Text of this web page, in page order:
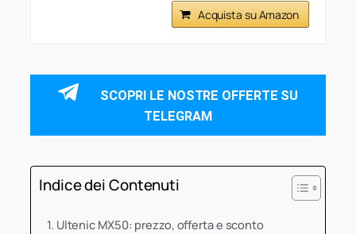
Acquista su Amazon
SCOPRI LE NOSTRE OFFERTE SU
TELEGRAM
Indice dei Contenuti
Ultenic MX50: prezzo, offerta e sconto